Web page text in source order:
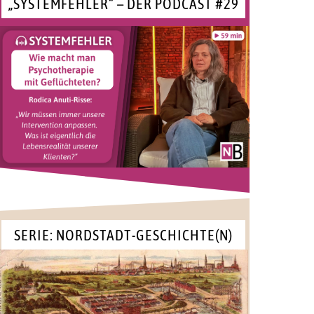
„SYSTEMFEHLER“ – DER PODCAST #29
SERIE: NORDSTADT-GESCHICHTE(N)